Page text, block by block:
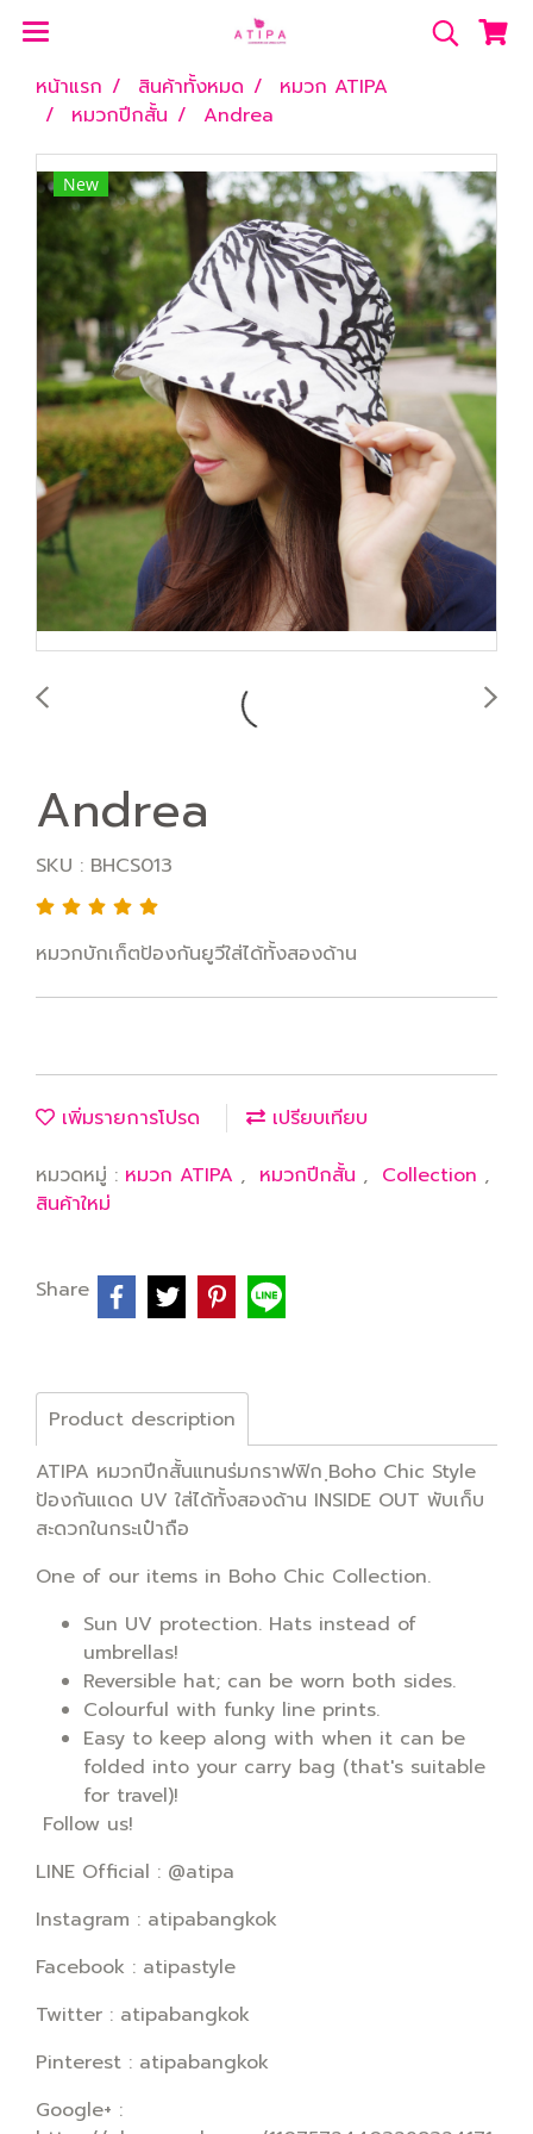
หน้าแรก สินค้าทั้งหมด
หมวก ATIPA
หมวกปีกสั้น
Andrea
New
Andrea
SKU : BHCS013
หมวกบักเก็ตป้องกันยูวีใส่ได้ทั้งสองด้าน
เพิ่มรายการโปรด
เปรียบเทียบ
หมวดหมู่ : หมวก ATIPA , หมวกปีกสั้น , Collection ,
สินค้าใหม่
Share
Product description
ATIPA หมวกปีกสั้นแทนร่มกราฟฟิก ฺBoho Chic Style
ป้องกันแดด UV ใส่ได้ทั้งสองด้าน INSIDE OUT พับเก็บ
สะดวกในกระเป๋าถือ
One of our items in Boho Chic Collection.
Sun UV protection. Hats instead of
umbrellas!
Reversible hat; can be worn both sides.
Colourful with funky line prints.
Easy to keep along with when it can be
folded into your carry bag (that's suitable
for travel)!
Follow us!
LINE Official : @atipa
Instagram : atipabangkok
Facebook : atipastyle
Twitter : atipabangkok
Pinterest : atipabangkok
Google+ :